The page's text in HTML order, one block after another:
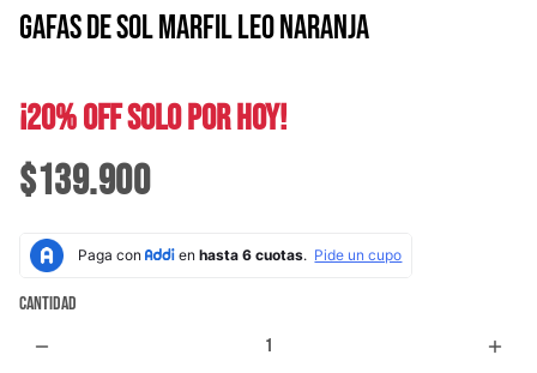
GAFAS DE SOL MARFIL LEO NARANJA
¡20% OFF SOLO POR HOY!
$139.900
Cantidad
remove add